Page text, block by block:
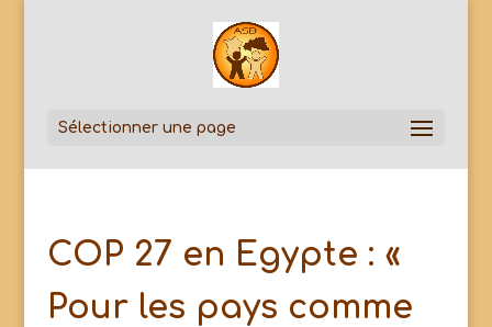
Sélectionner une page
COP 27 en Egypte : «
Pour les pays comme